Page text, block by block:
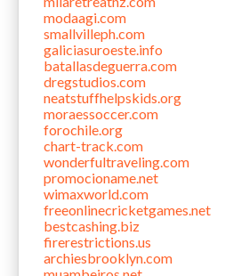
modaagi.com
smallvilleph.com
galiciasuroeste.info
batallasdeguerra.com
dregstudios.com
neatstuffhelpskids.org
moraessoccer.com
forochile.org
chart-track.com
wonderfultraveling.com
promocioname.net
wimaxworld.com
freeonlinecricketgames.net
bestcashing.biz
firerestrictions.us
archiesbrooklyn.com